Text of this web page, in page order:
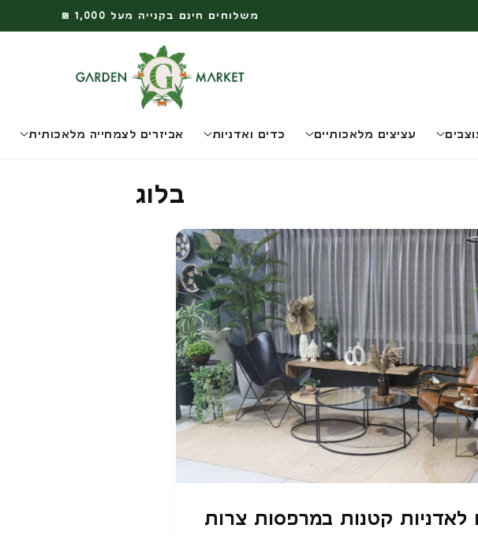
משלוחים חינם בקנייה מעל 1,000 ₪
עציצים מלאכותיים כדים ואדניות אביזרים לצמחייה מלאכותית
בלוג
לאדניות קטנות במרפסות צרות